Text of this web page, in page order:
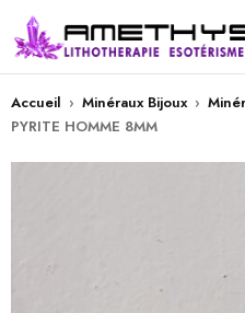
Accueil › Minéraux Bijoux ›
PYRITE HOMME 8MM